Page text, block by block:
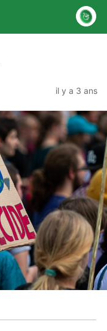
il y a 3 ans